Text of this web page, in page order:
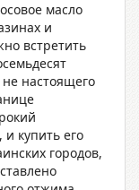
масло
и
встретить
настоящего
и купить его
городов,